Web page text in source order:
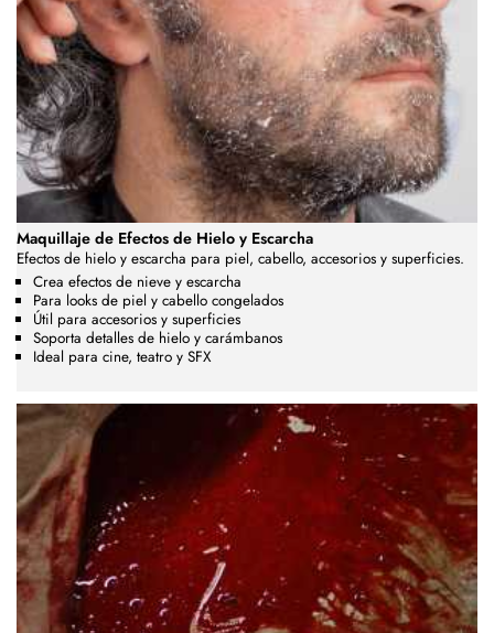
Maquillaje de Efectos de Hielo y Escarcha
Efectos de hielo y escarcha para piel, cabello, accesorios y superficies.
Crea efectos de nieve y escarcha
Para looks de piel y cabello congelados
Útil para accesorios y superficies
Soporta detalles de hielo y carámbanos
Ideal para cine, teatro y SFX